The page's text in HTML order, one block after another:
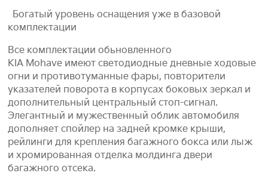
Богатый уровень оснащения уже в базовой
комплектации
Все комплектации обьновленного
KIA Mohave имеют светодиодные дневные ходовые
огни и противотуманные фары, повторители
указателей поворота в корпусах боковых зеркал и
дополнительный центральный стоп-сигнал.
Элегантный и мужественный облик автомобиля
дополняет спойлер на задней кромке крыши,
рейлинги для крепления багажного бокса или лыж
и хромированная отделка молдинга двери
багажного отсека.